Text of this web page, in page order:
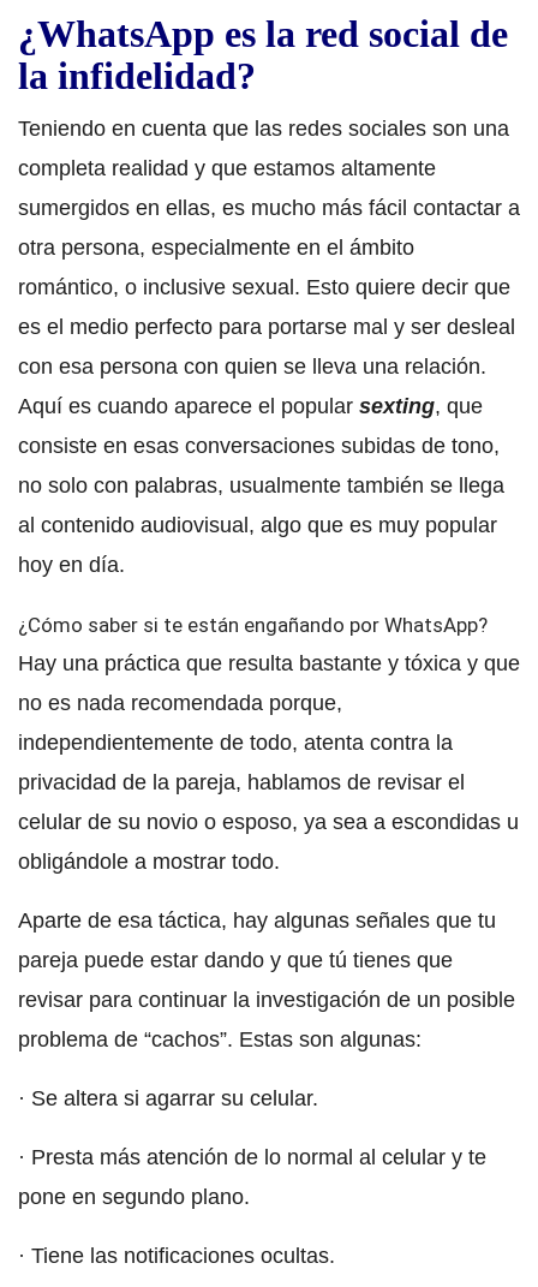
¿WhatsApp es la red social de
la infidelidad?
Teniendo en cuenta que las redes sociales son una
completa realidad y que estamos altamente
sumergidos en ellas, es mucho más fácil contactar a
otra persona, especialmente en el ámbito
romántico, o inclusive sexual. Esto quiere decir que
es el medio perfecto para portarse mal y ser desleal
con esa persona con quien se lleva una relación.
Aquí es cuando aparece el popular sexting, que
consiste en esas conversaciones subidas de tono,
no solo con palabras, usualmente también se llega
al contenido audiovisual, algo que es muy popular
hoy en día.
¿Cómo saber si te están engañando por WhatsApp?
Hay una práctica que resulta bastante y tóxica y que
no es nada recomendada porque,
independientemente de todo, atenta contra la
privacidad de la pareja, hablamos de revisar el
celular de su novio o esposo, ya sea a escondidas u
obligándole a mostrar todo.
Aparte de esa táctica, hay algunas señales que tu
pareja puede estar dando y que tú tienes que
revisar para continuar la investigación de un posible
problema de “cachos”. Estas son algunas:
· Se altera si agarrar su celular.
· Presta más atención de lo normal al celular y te
pone en segundo plano.
· Tiene las notificaciones ocultas.